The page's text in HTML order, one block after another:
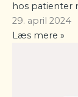
hos
29. april 2024
Læs mere »